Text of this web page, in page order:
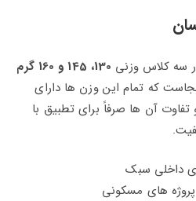
130، 145 و 160 گرم
که تمام این وزن‌ ها دارای
آن‌ ها صرفاً برای تطبیق با